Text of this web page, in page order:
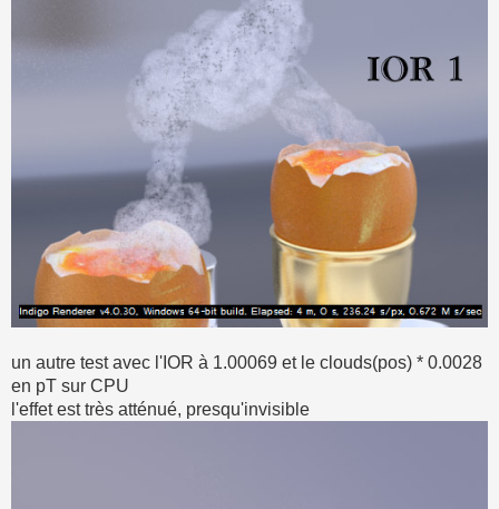
un autre test avec l'IOR à 1.00069 et le clouds(pos) * 0.0028
en pT sur CPU
l'effet est très atténué, presqu'invisible